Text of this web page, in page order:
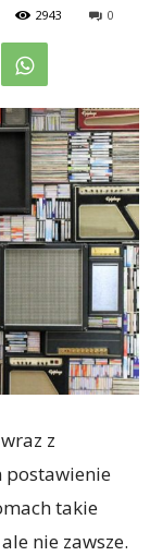
2943 0
z
takie
nie zawsze.